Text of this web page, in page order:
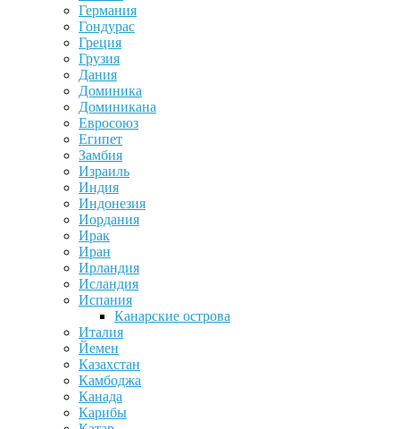
Германия
Гондурас
Греция
Грузия
Дания
Доминика
Доминикана
Евросоюз
Египет
Замбия
Израиль
Индия
Индонезия
Иордания
Ирак
Иран
Ирландия
Исландия
Испания
Канарские острова
Италия
Йемен
Казахстан
Камбоджа
Канада
Карибы